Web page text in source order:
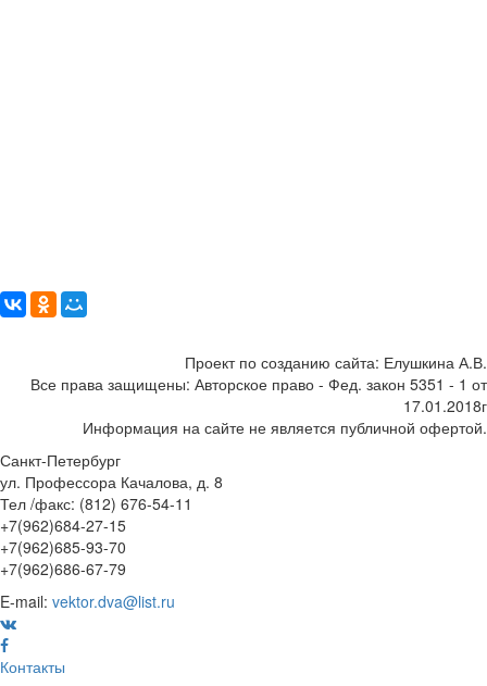
Проект по созданию сайта: Елушкина А.В.
Все права защищены: Авторское право - Фед. закон 5351 - 1 от
17.01.2018г
Информация на сайте не является публичной офертой.
Санкт-Петербург
ул. Профессора Качалова, д. 8
Тел /факс: (812) 676-54-11
+7(962)684-27-15
+7(962)685-93-70
+7(962)686-67-79
E-mail: vektor.dva@list.ru
Контакты